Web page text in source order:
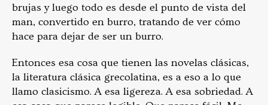
brujas y luego todo es desde el punto de vista del
man, convertido en burro, tratando de ver cómo
hace para dejar de ser un burro.
Entonces esa cosa que tienen las novelas clásicas,
la literatura clásica grecolatina, es a eso a lo que
llamo clasicismo. A esa ligereza. A esa sobriedad. A